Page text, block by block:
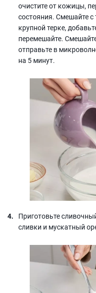
очистите от кожицы,
состояния. Смешайте
крупной терке,
перемешайте.
отправьте в
на 5 минут.
Приготовьте
сливки и мускатный